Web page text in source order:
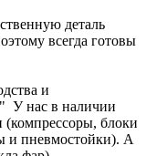
деталь
всегда готовы
и
У нас в наличии
(компрессоры, блоки
и пневмостойки). А